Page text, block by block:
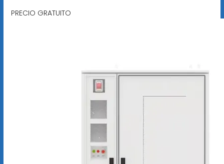
PRECIO GRATUITO